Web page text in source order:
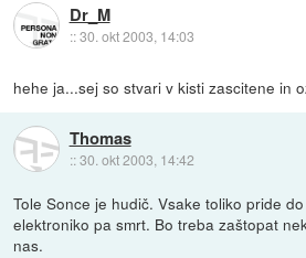
Dr_M
::30. okt 2003, 14:03
hehe ja...sej so stvari v kisti zascitene in
Thomas
::30. okt 2003, 14:42
Tole Sonce je hudič. Vsake toliko pride
elektroniko pa smrt. Bo treba zaštopat
nas.